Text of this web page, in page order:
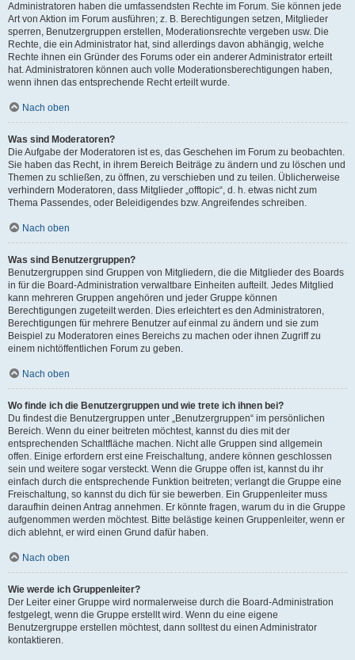
Administratoren haben die umfassendsten Rechte im Forum. Sie können jede
Art von Aktion im Forum ausführen; z. B. Berechtigungen setzen, Mitglieder
sperren, Benutzergruppen erstellen, Moderationsrechte vergeben usw. Die
Rechte, die ein Administrator hat, sind allerdings davon abhängig, welche
Rechte ihnen ein Gründer des Forums oder ein anderer Administrator erteilt
hat. Administratoren können auch volle Moderationsberechtigungen haben,
wenn ihnen das entsprechende Recht erteilt wurde.
Nach oben
Was sind Moderatoren?
Die Aufgabe der Moderatoren ist es, das Geschehen im Forum zu beobachten.
Sie haben das Recht, in ihrem Bereich Beiträge zu ändern und zu löschen und
Themen zu schließen, zu öffnen, zu verschieben und zu teilen. Üblicherweise
verhindern Moderatoren, dass Mitglieder „offtopic“, d. h. etwas nicht zum
Thema Passendes, oder Beleidigendes bzw. Angreifendes schreiben.
Nach oben
Was sind Benutzergruppen?
Benutzergruppen sind Gruppen von Mitgliedern, die die Mitglieder des Boards
in für die Board-Administration verwaltbare Einheiten aufteilt. Jedes Mitglied
kann mehreren Gruppen angehören und jeder Gruppe können
Berechtigungen zugeteilt werden. Dies erleichtert es den Administratoren,
Berechtigungen für mehrere Benutzer auf einmal zu ändern und sie zum
Beispiel zu Moderatoren eines Bereichs zu machen oder ihnen Zugriff zu
einem nichtöffentlichen Forum zu geben.
Nach oben
Wo finde ich die Benutzergruppen und wie trete ich ihnen bei?
Du findest die Benutzergruppen unter „Benutzergruppen“ im persönlichen
Bereich. Wenn du einer beitreten möchtest, kannst du dies mit der
entsprechenden Schaltfläche machen. Nicht alle Gruppen sind allgemein
offen. Einige erfordern erst eine Freischaltung, andere können geschlossen
sein und weitere sogar versteckt. Wenn die Gruppe offen ist, kannst du ihr
einfach durch die entsprechende Funktion beitreten; verlangt die Gruppe eine
Freischaltung, so kannst du dich für sie bewerben. Ein Gruppenleiter muss
daraufhin deinen Antrag annehmen. Er könnte fragen, warum du in die Gruppe
aufgenommen werden möchtest. Bitte belästige keinen Gruppenleiter, wenn er
dich ablehnt, er wird einen Grund dafür haben.
Nach oben
Wie werde ich Gruppenleiter?
Der Leiter einer Gruppe wird normalerweise durch die Board-Administration
festgelegt, wenn die Gruppe erstellt wird. Wenn du eine eigene
Benutzergruppe erstellen möchtest, dann solltest du einen Administrator
kontaktieren.